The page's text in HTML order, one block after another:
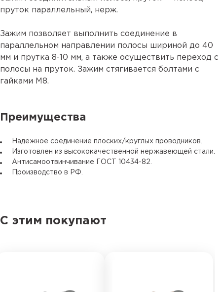
пруток параллельный, нерж.
Зажим позволяет выполнить соединение в
параллельном направлении полосы шириной до 40
мм и прутка 8-10 мм, а также осуществить переход с
полосы на пруток. Зажим стягивается болтами с
гайками М8.
Преимущества
Надежное соединение плоских/круглых проводников.
Изготовлен из высококачественной нержавеющей стали.
Антисамоотвинчивание ГОСТ 10434-82.
Производство в РФ.
С этим покупают